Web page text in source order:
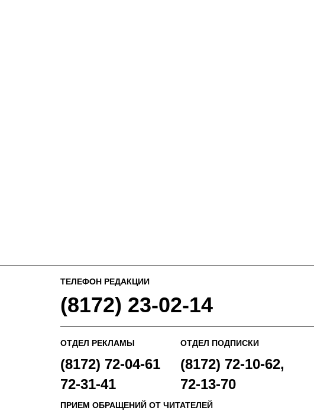
ТЕЛЕФОН РЕДАКЦИИ
(8172) 23-02-14
ОТДЕЛ РЕКЛАМЫ
(8172) 72-04-61
72-31-41
ОТДЕЛ ПОДПИСКИ
(8172) 72-10-62,
72-13-70
ПРИЕМ ОБРАЩЕНИЙ ОТ ЧИТАТЕЛЕЙ